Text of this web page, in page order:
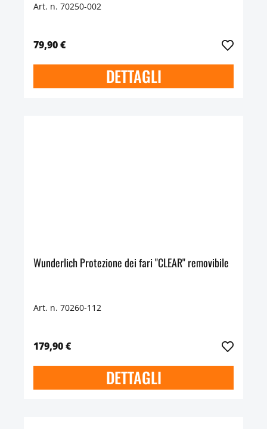
Art. n. 70250-002
79,90 €
DETTAGLI
Wunderlich Protezione dei fari "CLEAR" removibile
Art. n. 70260-112
179,90 €
DETTAGLI